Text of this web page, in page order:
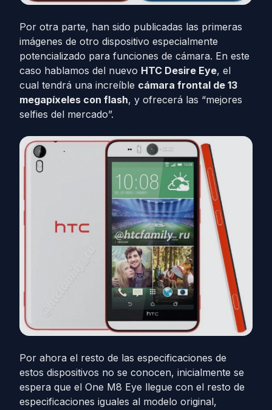
Por otra parte, han sido publicadas las primeras
imágenes de otro dispositivo especialmente
potencializado para funciones de cámara. En este
caso hablamos del nuevo HTC Desire Eye, el
cual tendrá una increíble cámara frontal de 13
megapíxeles con flash, y ofrecerá las “mejores
selfies del mercado”.
Por ahora el resto de las especificaciones de
estos dispositivos no se conocen, inicialmente se
espera que el One M8 Eye llegue con el resto de
especificaciones iguales al modelo original,